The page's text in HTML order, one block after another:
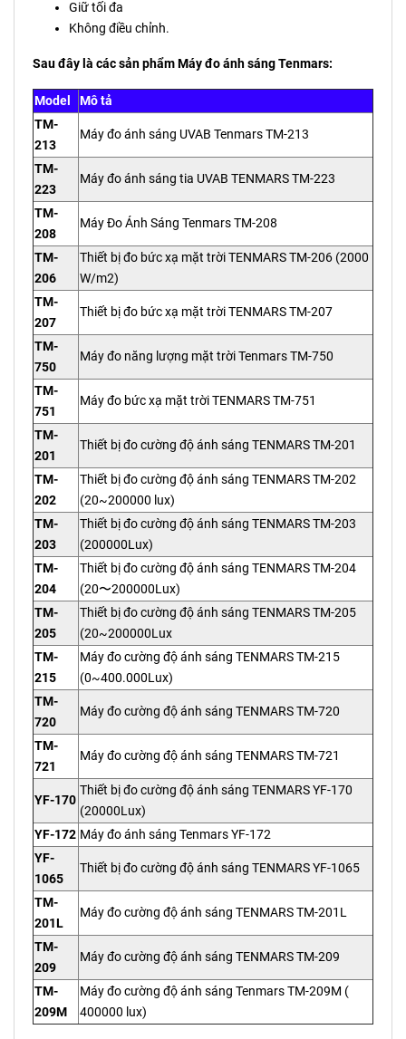
Giữ tối đa
Không điều chỉnh.
Sau đây là các sản phẩm Máy đo ánh sáng Tenmars:
Model
Mô tả
TM-
213
Máy đo ánh sáng UVAB Tenmars TM-213
TM-
223
Máy đo ánh sáng tia UVAB TENMARS TM-223
TM-
208
Máy Đo Ánh Sáng Tenmars TM-208
TM-
206
Thiết bị đo bức xạ mặt trời TENMARS TM-206 (2000
W/m2)
TM-
207
Thiết bị đo bức xạ mặt trời TENMARS TM-207
TM-
750
Máy đo năng lượng mặt trời Tenmars TM-750
TM-
751
Máy đo bức xạ mặt trời TENMARS TM-751
TM-
201
Thiết bị đo cường độ ánh sáng TENMARS TM-201
TM-
202
Thiết bị đo cường độ ánh sáng TENMARS TM-202
(20~200000 lux)
TM-
203
Thiết bị đo cường độ ánh sáng TENMARS TM-203
(200000Lux)
TM-
204
Thiết bị đo cường độ ánh sáng TENMARS TM-204
(20〜200000Lux)
TM-
205
Thiết bị đo cường độ ánh sáng TENMARS TM-205
(20~200000Lux
TM-
215
Máy đo cường độ ánh sáng TENMARS TM-215
(0~400.000Lux)
TM-
720
Máy đo cường độ ánh sáng TENMARS TM-720
TM-
721
Máy đo cường độ ánh sáng TENMARS TM-721
YF-170
Thiết bị đo cường độ ánh sáng TENMARS YF-170
(20000Lux)
YF-172 Máy đo ánh sáng Tenmars YF-172
YF-
1065
Thiết bị đo cường độ ánh sáng TENMARS YF-1065
TM-
201L
Máy đo cường độ ánh sáng TENMARS TM-201L
TM-
209
Máy đo cường độ ánh sáng TENMARS TM-209
TM-
209M
Máy đo cường độ ánh sáng Tenmars TM-209M (
400000 lux)